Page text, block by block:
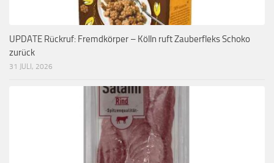
UPDATE Rückruf: Fremdkörper – Kölln ruft Zauberfleks Schoko
zurück
31 JULI, 2026